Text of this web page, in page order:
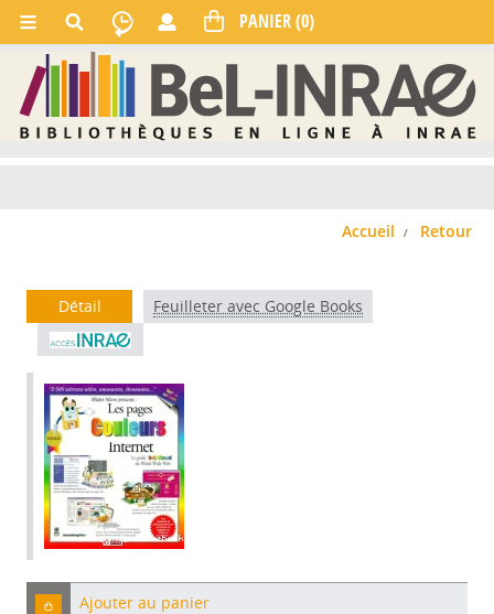
Accueil Retour
Détail Feuilleter avec Google Books
Ajouter au panier